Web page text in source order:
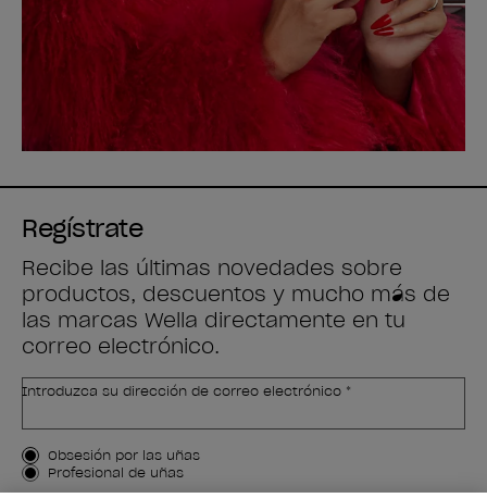
Regístrate
Recibe las últimas novedades sobre
productos, descuentos y mucho más de
las marcas Wella directamente en tu
correo electrónico.
Introduzca su dirección de correo electrónico *
Tipo de cliente
Obsesión por las uñas
Profesional de uñas